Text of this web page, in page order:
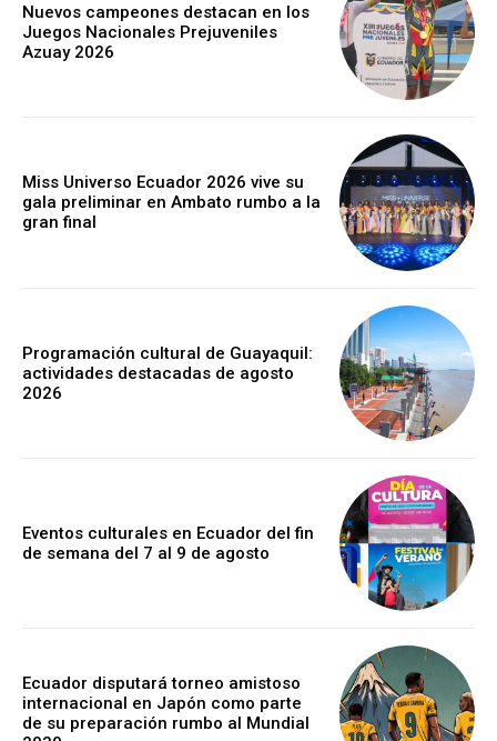
Nuevos campeones destacan en los
Juegos Nacionales Prejuveniles
Azuay 2026
Miss Universo Ecuador 2026 vive su
gala preliminar en Ambato rumbo a la
gran final
Programación cultural de Guayaquil:
actividades destacadas de agosto
2026
Eventos culturales en Ecuador del fin
de semana del 7 al 9 de agosto
Ecuador disputará torneo amistoso
internacional en Japón como parte
de su preparación rumbo al Mundial